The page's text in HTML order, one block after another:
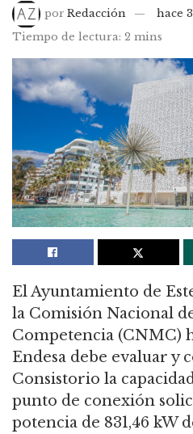
por Redacción
hace
Tiempo de lectura: 2 mins
El Ayuntamiento de
la Comisión Nacional
Competencia (CNMC)
Endesa debe evaluar y
Consistorio la
punto de conexión
potencia de 831,46 kW